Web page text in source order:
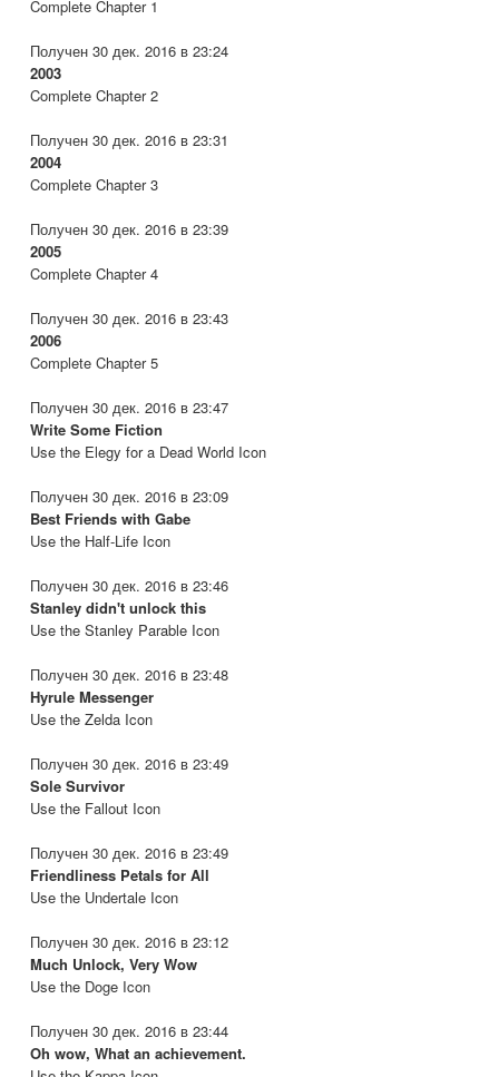
Complete Chapter 1
Получен 30 дек. 2016 в 23:24
2003
Complete Chapter 2
Получен 30 дек. 2016 в 23:31
2004
Complete Chapter 3
Получен 30 дек. 2016 в 23:39
2005
Complete Chapter 4
Получен 30 дек. 2016 в 23:43
2006
Complete Chapter 5
Получен 30 дек. 2016 в 23:47
Write Some Fiction
Use the Elegy for a Dead World Icon
Получен 30 дек. 2016 в 23:09
Best Friends with Gabe
Use the Half-Life Icon
Получен 30 дек. 2016 в 23:46
Stanley didn't unlock this
Use the Stanley Parable Icon
Получен 30 дек. 2016 в 23:48
Hyrule Messenger
Use the Zelda Icon
Получен 30 дек. 2016 в 23:49
Sole Survivor
Use the Fallout Icon
Получен 30 дек. 2016 в 23:49
Friendliness Petals for All
Use the Undertale Icon
Получен 30 дек. 2016 в 23:12
Much Unlock, Very Wow
Use the Doge Icon
Получен 30 дек. 2016 в 23:44
Oh wow, What an achievement.